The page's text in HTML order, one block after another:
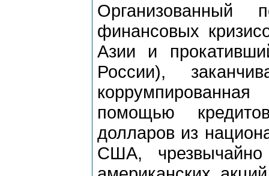
Организованный
финансовых
Азии и
России),
помощью
долларов из
США, чрезвычайно